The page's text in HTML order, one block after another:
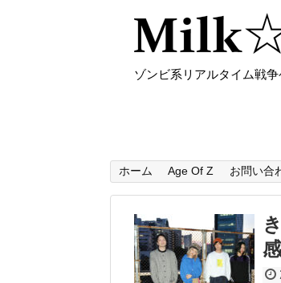
ゾンビ系リアルタイム戦
ホーム Age Of Z お問い合